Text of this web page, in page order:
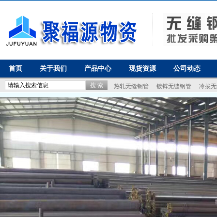
首页 关于我们 产品中心 现货资源 公司动态
热轧无缝钢管 镀锌无缝钢管 冷拔